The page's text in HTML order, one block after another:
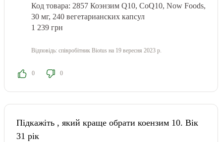
Код товара: 2857 Коэнзим Q10, CoQ10, Now Foods,
30 мг, 240 вегетарианских капсул
1 239 грн
Відповідь: співробітник Biotus на 19 вересня 2023 р.
0 0
Підкажіть , який краще обрати коензим 10. Вік
31 рік